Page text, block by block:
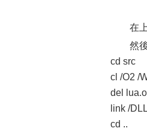
在
然
cd src
cl /O2 /
del
link /
cd ..